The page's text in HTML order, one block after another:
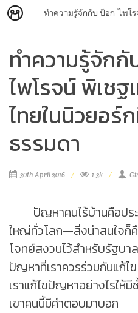
ทำความรู้จัก
ไพโรจน์ พิเช
ไทยในนิวยอร์
ธรรมดา
30th April 2016 1.3k
ปัญหาคนไร้บ้านคือประเ
ใหญ่ทั่วโลก—สิ่งน่าสนใจก็
โจทย์สงวนไว้สำหรับรัฐบ
ปัญหาที่เราควรร่วมกันแก้ไ
เราแก้ไขปัญหาอย่างไรให้
เขาคนนี้มีคำตอบมาบอก